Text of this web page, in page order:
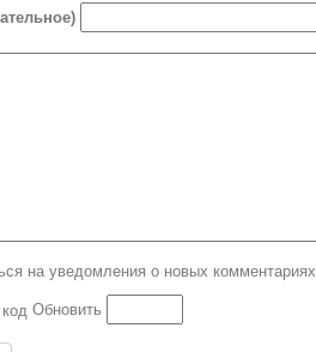
на уведомления о новых комментариях
Обновить